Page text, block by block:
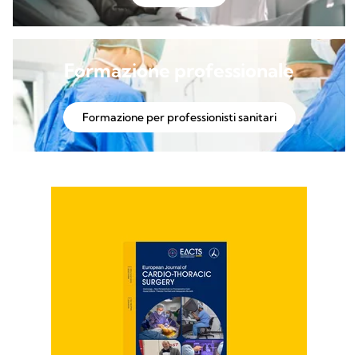
Formazione professionale
Formazione per professionisti sanitari​